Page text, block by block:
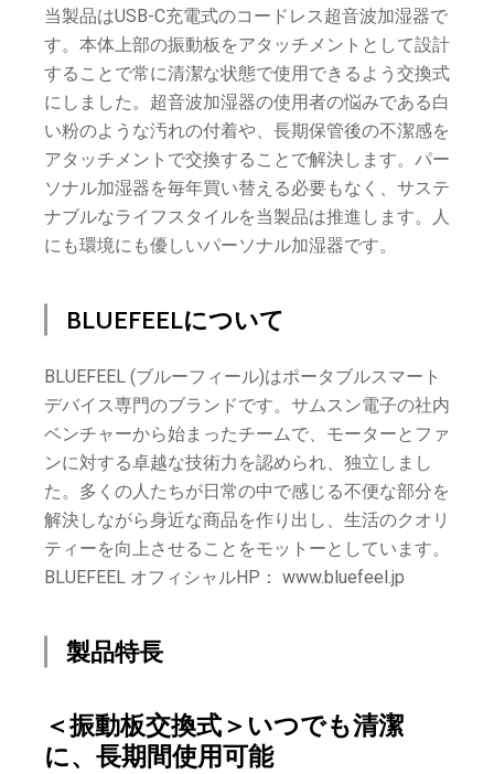
当製品はUSB-C充電式のコードレス超音波加湿器で
す。本体上部の振動板をアタッチメントとして設計
することで常に清潔な状態で使用できるよう交換式
にしました。超音波加湿器の使用者の悩みである白
い粉のような汚れの付着や、長期保管後の不潔感を
アタッチメントで交換することで解決します。パー
ソナル加湿器を毎年買い替える必要もなく、サステ
ナブルなライフスタイルを当製品は推進します。人
にも環境にも優しいパーソナル加湿器です。
BLUEFEELについて
BLUEFEEL (ブルーフィール)はポータブルスマート
デバイス専門のブランドです。サムスン電子の社内
ベンチャーから始まったチームで、モーターとファ
ンに対する卓越な技術力を認められ、独立しまし
た。多くの人たちが日常の中で感じる不便な部分を
解決しながら身近な商品を作り出し、生活のクオリ
ティーを向上させることをモットーとしています。
BLUEFEEL オフィシャルHP： www.bluefeel.jp
製品特長
＜振動板交換式＞いつでも清潔
に、長期間使用可能